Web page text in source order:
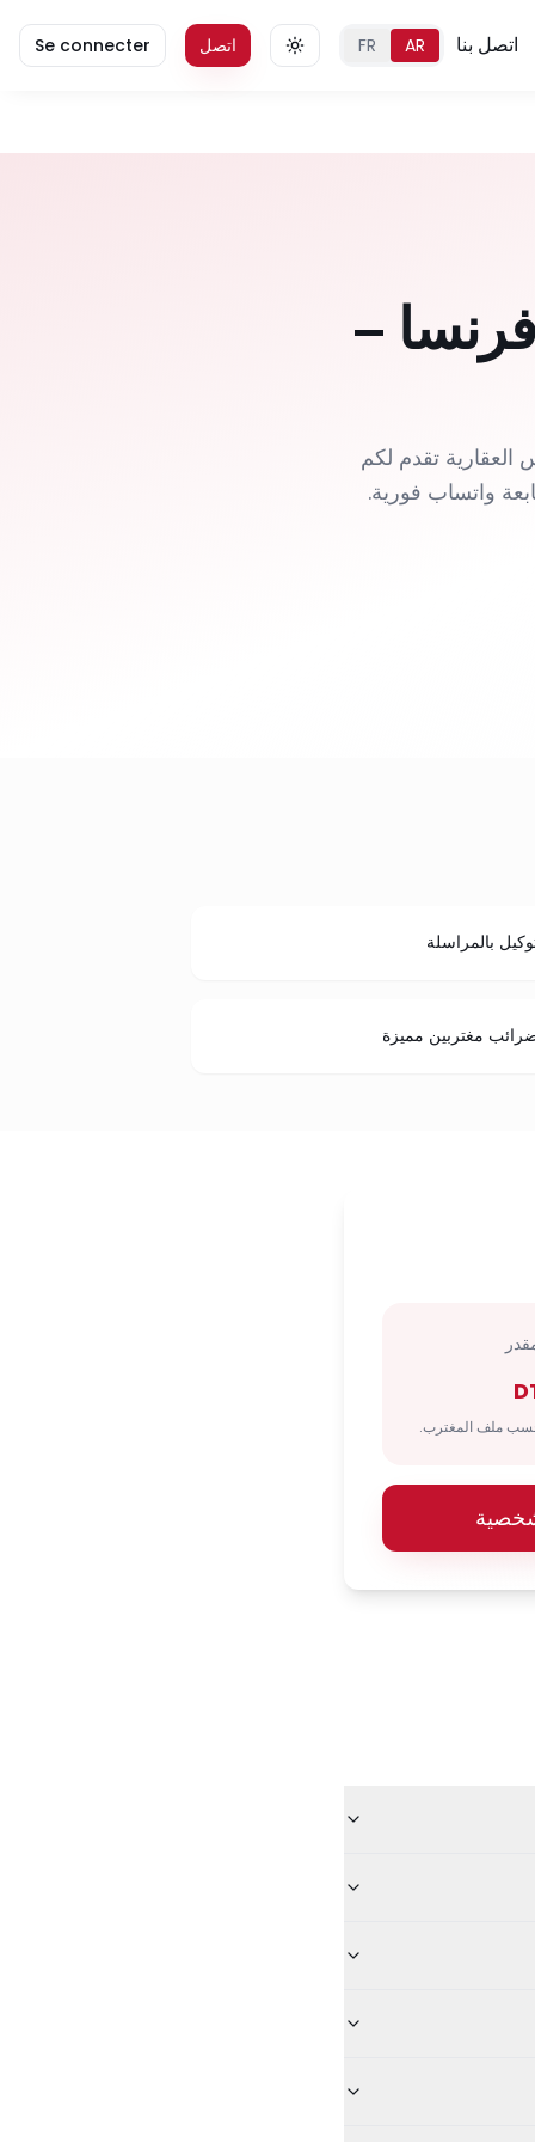
اتصل بنا AR
FR اتصل Se connecter
–
بطمأنينة في العقارات في البحيرة 3. فردوس العقارية تقدم لكم
واتساب فورية.
بالمراسلة
مغتربين مميزة